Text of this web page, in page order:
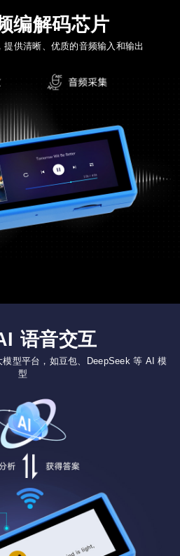
编解码芯片
提供清晰、优质的音频输入和输出
语音交互
型平台，如豆包、DeepSeek 等 AI 模
型